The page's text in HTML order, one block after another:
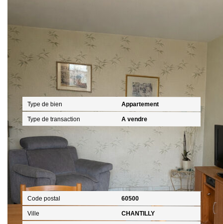
Caractéristiques détaillées
Général
Type de bien Appartement
Type de transaction A vendre
Localisation
Code postal 60500
Ville CHANTILLY